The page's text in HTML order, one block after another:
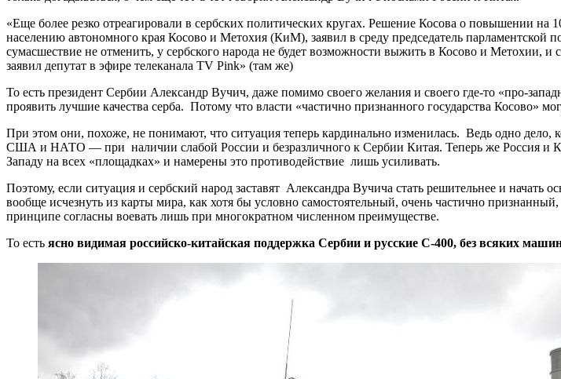
«Еще более резко отреагировали в сербских политических кругах. Решение Косова о повышении
населению автономного края Косово и Метохия (КиМ), заявил в среду председатель парламентской
сумасшествие не отменить, у сербского народа не будет возможности выжить в Косово и
заявил депутат в эфире телеканала TV Pink» (там же)
То есть президент Сербии Александр Вучич, даже помимо своего желания и своего где-то «про-
проявить лучшие качества серба. Потому что власти «частично признанного государства Косово»
При этом они, похоже, не понимают, что ситуация теперь кардинально изменилась. Ведь одно
США и НАТО — при наличии слабой России и безразличного к Сербии Китая. Теперь же Россия и
Западу на всех «площадках» и намерены это противодействие лишь усиливать.
Поэтому, если ситуация и сербский народ заставят Александра Вучича стать решительнее и
вообще исчезнуть из карты мира, как хотя бы условно самостоятельный, очень частично
принципе согласны воевать лишь при многократном численном преимуществе.
То есть ясно видимая российско-китайская поддержка Сербии и русские С-400, без всяких